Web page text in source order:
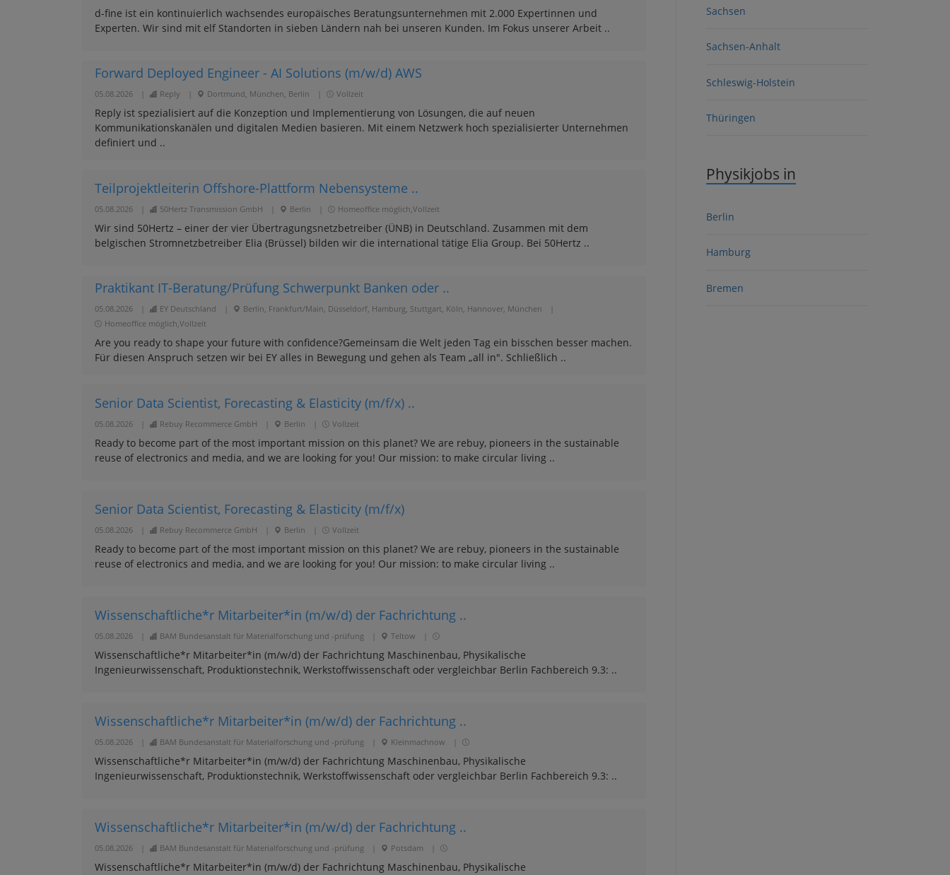
d-fine ist ein kontinuierlich wachsendes europäisches Beratungsunternehmen mit 2.000 Expertinnen und
Experten. Wir sind mit elf Standorten in sieben Ländern nah bei unseren Kunden. Im Fokus unserer Arbeit ..
Forward Deployed Engineer - AI Solutions (m/w/d) AWS
05.08.2026 Reply Dortmund, München, Berlin Vollzeit
Reply ist spezialisiert auf die Konzeption und Implementierung von Lösungen, die auf neuen
Kommunikationskanälen und digitalen Medien basieren. Mit einem Netzwerk hoch spezialisierter Unternehmen
definiert und ..
Teilprojektleiterin Offshore-Plattform Nebensysteme ..
05.08.2026 50Hertz Transmission GmbH Berlin Homeoffice möglich,Vollzeit
Wir sind 50Hertz – einer der vier Übertragungsnetzbetreiber (ÜNB) in Deutschland. Zusammen mit dem
belgischen Stromnetzbetreiber Elia (Brüssel) bilden wir die international tätige Elia Group. Bei 50Hertz ..
Praktikant IT-Beratung/Prüfung Schwerpunkt Banken oder ..
05.08.2026 EY Deutschland Berlin, Frankfurt/Main, Düsseldorf, Hamburg, Stuttgart, Köln, Hannover, München
Homeoffice möglich,Vollzeit
Are you ready to shape your future with confidence?Gemeinsam die Welt jeden Tag ein bisschen besser machen.
Für diesen Anspruch setzen wir bei EY alles in Bewegung und gehen als Team „all in". Schließlich ..
Senior Data Scientist, Forecasting & Elasticity (m/f/x) ..
05.08.2026 Rebuy Recommerce GmbH Berlin Vollzeit
Ready to become part of the most important mission on this planet? We are rebuy, pioneers in the sustainable
reuse of electronics and media, and we are looking for you! Our mission: to make circular living ..
Senior Data Scientist, Forecasting & Elasticity (m/f/x)
05.08.2026 Rebuy Recommerce GmbH Berlin Vollzeit
Ready to become part of the most important mission on this planet? We are rebuy, pioneers in the sustainable
reuse of electronics and media, and we are looking for you! Our mission: to make circular living ..
Wissenschaftliche*r Mitarbeiter*in (m/w/d) der Fachrichtung ..
05.08.2026 BAM Bundesanstalt für Materialforschung und -prüfung Teltow
Wissenschaftliche*r Mitarbeiter*in (m/w/d) der Fachrichtung Maschinenbau, Physikalische
Ingenieurwissenschaft, Produktionstechnik, Werkstoffwissenschaft oder vergleichbar Berlin Fachbereich 9.3: ..
Wissenschaftliche*r Mitarbeiter*in (m/w/d) der Fachrichtung ..
05.08.2026 BAM Bundesanstalt für Materialforschung und -prüfung Kleinmachnow
Wissenschaftliche*r Mitarbeiter*in (m/w/d) der Fachrichtung Maschinenbau, Physikalische
Ingenieurwissenschaft, Produktionstechnik, Werkstoffwissenschaft oder vergleichbar Berlin Fachbereich 9.3: ..
Wissenschaftliche*r Mitarbeiter*in (m/w/d) der Fachrichtung ..
05.08.2026 BAM Bundesanstalt für Materialforschung und -prüfung Potsdam
Wissenschaftliche*r Mitarbeiter*in (m/w/d) der Fachrichtung Maschinenbau, Physikalische
Sachsen
Sachsen-Anhalt
Schleswig-Holstein
Thüringen
Physikjobs in
Berlin
Hamburg
Bremen